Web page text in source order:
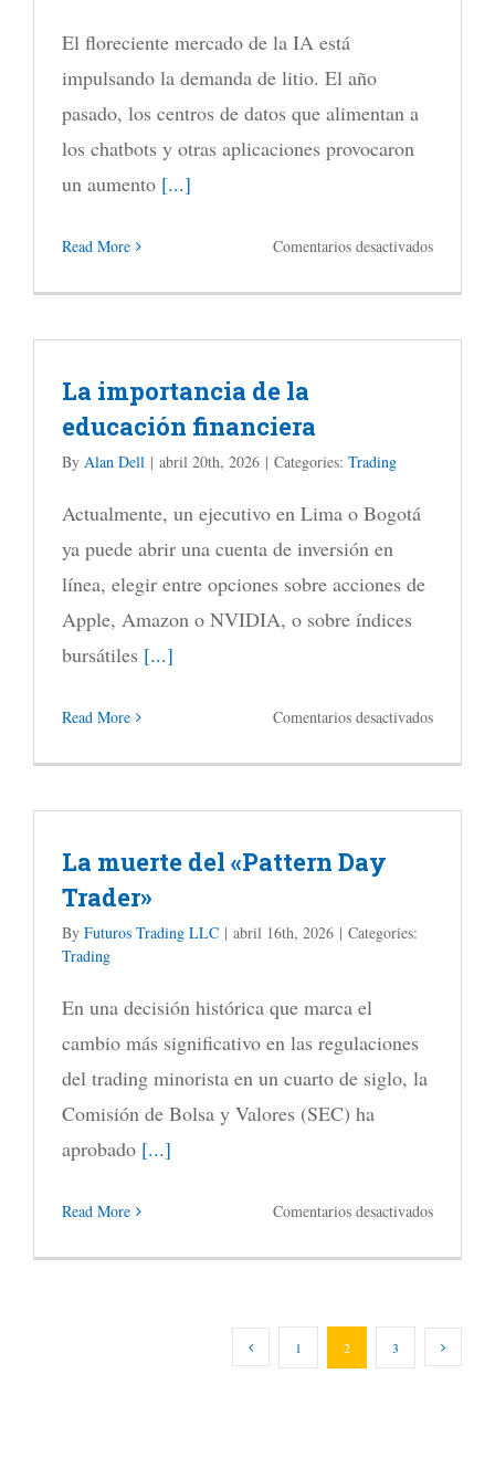
curso
El floreciente mercado de la IA está
impulsando la demanda de litio. El año
pasado, los centros de datos que alimentan a
los chatbots y otras aplicaciones provocaron
un aumento [...]
Read More Comentarios desactivadosen
La importancia de la
educación financiera
By Alan Dell | abril 20th, 2026 | Categories: Trading
Actualmente, un ejecutivo en Lima o Bogotá
ya puede abrir una cuenta de inversión en
línea, elegir entre opciones sobre acciones de
Apple, Amazon o NVIDIA, o sobre índices
bursátiles [...]
Read More Comentarios desactivadosen
La muerte del «Pattern Day
Trader»
By Futuros Trading LLC | abril 16th, 2026 | Categories:
Trading
En una decisión histórica que marca el
cambio más significativo en las regulaciones
del trading minorista en un cuarto de siglo, la
Comisión de Bolsa y Valores (SEC) ha
aprobado [...]
Read More Comentarios desactivadosen
«Pattern
1 2 3